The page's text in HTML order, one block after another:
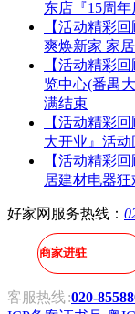
东店『15周
【活动精彩
爽焕新家 家
【活动精彩
览中心(番禺
满结束
【活动精彩
大开业』活动
【活动精彩
居建材电器
好家网服务热线：
商家进驻
客服热线 :020-